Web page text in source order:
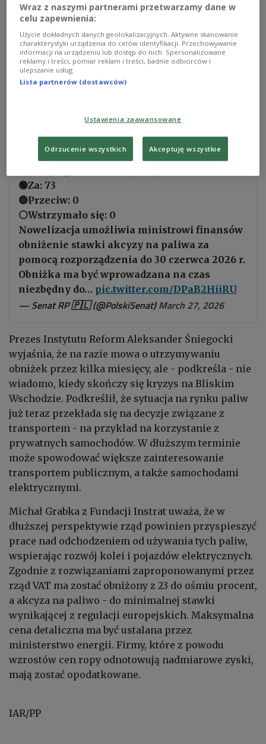
Po głosowaniu w Senacie ustawy trafią na biurko
prezydenta. Rząd ma nadzieję, że Karol Nawrocki
podpisze je na tyle szybko, żeby jeszcze przed
Wielkanocą ceny na stacjach paliw spadły.
czwartek projekty zostały przyjęte przez rząd.
Senat przyjął bez poprawek nowelizację
🟢Za: 73
🔴Przeciw: 0
⚪️Wstrzymało się: 0
Nowelizacja umożliwia ministrowi finansów
obniżenie stawki akcyzy na paliwa za
pomocą rozporządzenia do 30 czerwca 2026 r.
Obniżka ma być wprowadzana na czas
niezbędny do… pic.twitter.com/DPaB2HiiRU
— Senat RP 🇵🇱 (@PolskiSenat)March 27, 2026
Prezes Instytutu Reform Aleksander Śniegocki
wyjaśnia, że na razie mowa o utrzymywaniu
obniżek przez kilka miesięcy, ale - podkreśla - nie
wiadomo, kiedy skończy się kryzys na Bliskim
Wschodzie. Podkreślił, że sytuacja na rynku paliw
już teraz przekłada się na decyzje związane z
transportem - na przykład na korzystanie z
prywatnych samochodów. W dłuższym terminie
może spowodować większe zainteresowanie
transportem publicznym, a także samochodami
elektrycznymi.
Michał Grabka z Fundacji Instrat uważa, że w
dłuższej perspektywie rząd powinien przyspieszyć
prace nad odchodzeniem od używania tych paliw,
wspierając rozwój kolei i pojazdów elektrycznych.
Zgodnie z rozwiązaniami zaproponowanymi przez
rząd VAT ma zostać obniżony z 23 do ośmiu procent,
a akcyza na paliwo - do minimalnej stawki
wynikającej z regulacji europejskich. Maksymalna
cena detaliczna ma być ustalana przez
ministerstwo energii. Firmy, które z powodu
wzrostów cen ropy odnotowują nadmiarowe zyski,
mają zostać opodatkowane.
IAR/PP
Wraz z naszymi partnerami przetwarzamy dane w
celu zapewnienia:
Użycie dokładnych danych geolokalizacyjnych. Aktywne skanowanie
charakterystyki urządzenia do celów identyfikacji. Przechowywanie
informacji na urządzeniu lub dostęp do nich. Spersonalizowane
reklamy i treści, pomiar reklam i treści, badnie odbiorców i
ulepszanie usług.
Lista partnerów (dostawców)
Ustawienia zaawansowane
Odrzucenie wszystkich Akceptuję wszystkie